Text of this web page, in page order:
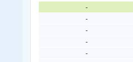
-
-
-
-
-